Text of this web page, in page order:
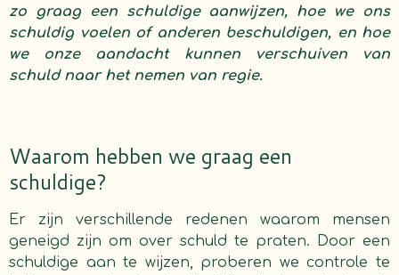
zo graag een schuldige aanwijzen, hoe we ons
schuldig voelen of anderen beschuldigen, en hoe
we onze aandacht kunnen verschuiven van
schuld naar het nemen van regie.
Waarom hebben we graag een
schuldige?
Er zijn verschillende redenen waarom mensen
geneigd zijn om over schuld te praten. Door een
schuldige aan te wijzen, proberen we controle te